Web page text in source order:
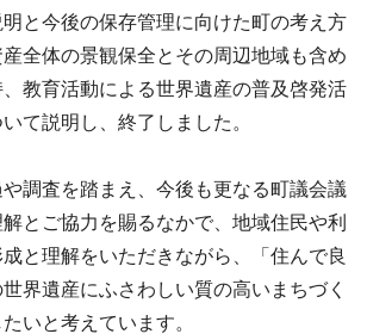
と今後の保存管理に向けた町の考え方
全体の景観保全とその周辺地域も含め
教育活動による世界遺産の普及啓発活
て説明し、終了しました。
調査を踏まえ、今後も更なる町議会議
とご協力を賜るなかで、地域住民や利
と理解をいただきながら、「住んで良
界遺産にふさわしい質の高いまちづく
いと考えています。